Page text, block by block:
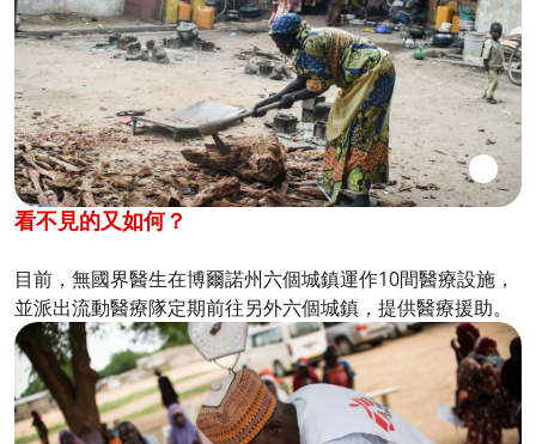
看不見的又如何？
目前，無國界醫生在博爾諾州六個城鎮運作10間醫療設施，
並派出流動醫療隊定期前往另外六個城鎮，提供醫療援助。